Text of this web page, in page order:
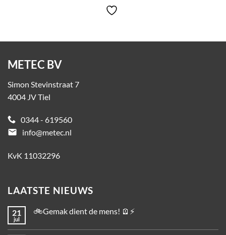
METEC BV
Simon Stevinstraat 7
4004 JV Tiel
0344 - 619560
email
info@metec.nl
KvK 11032296
LAATSTE NIEUWS
21
jul
🚲Gemak dient de mens! 🪫⚡